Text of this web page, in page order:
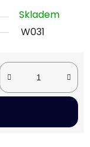
Skladem
W031